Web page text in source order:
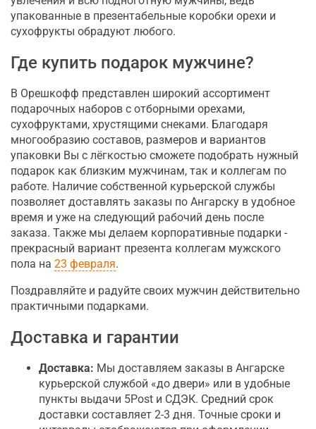
упакованные в презентабельные коробки орехи и
сухофрукты обрадуют любого.
Где купить подарок мужчине?
В Орешкофф представлен широкий ассортимент
подарочных наборов с отборными орехами,
сухофруктами, хрустящими снеками. Благодаря
многообразию составов, размеров и вариантов
упаковки Вы с лёгкостью сможете подобрать нужный
подарок как близким мужчинам, так и коллегам по
работе. Наличие собственной курьерской службы
позволяет доставлять заказы по Ангарску в удобное
время и уже на следующий рабочий день после
заказа. Также мы делаем корпоративные подарки -
прекрасный вариант презента коллегам мужского
пола на 23 февраля.
Поздравляйте и радуйте своих мужчин действительно
практичными подарками.
Доставка и гарантии
Доставка: Мы доставляем заказы в Ангарске
курьерской службой «до двери» или в удобные
пункты выдачи 5Post и СДЭК. Средний срок
доставки составляет 2-3 дня. Точные сроки и